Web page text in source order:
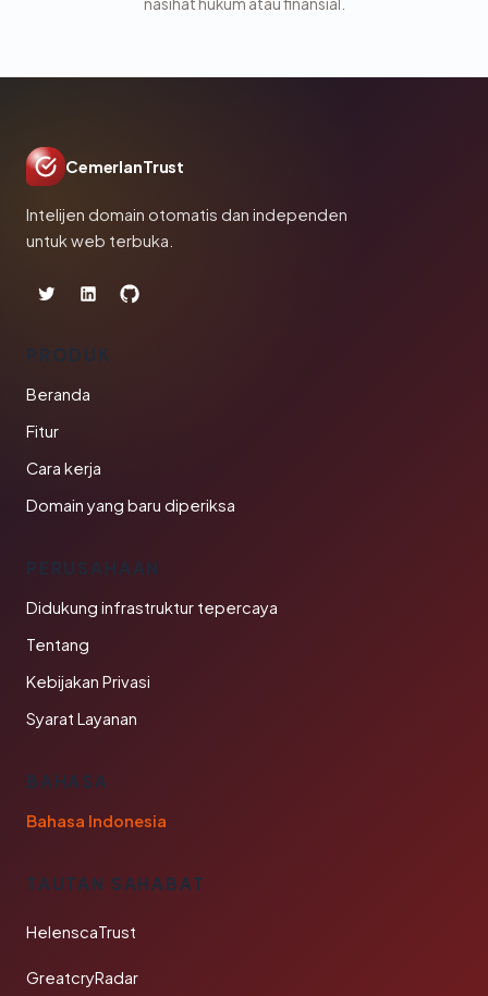
nasihat hukum atau finansial.
CemerlanTrust
Intelijen domain otomatis dan independen
untuk web terbuka.
PRODUK
Beranda
Fitur
Cara kerja
Domain yang baru diperiksa
PERUSAHAAN
Didukung infrastruktur tepercaya
Tentang
Kebijakan Privasi
Syarat Layanan
BAHASA
Bahasa Indonesia
TAUTAN SAHABAT
HelenscaTrust
GreatcryRadar